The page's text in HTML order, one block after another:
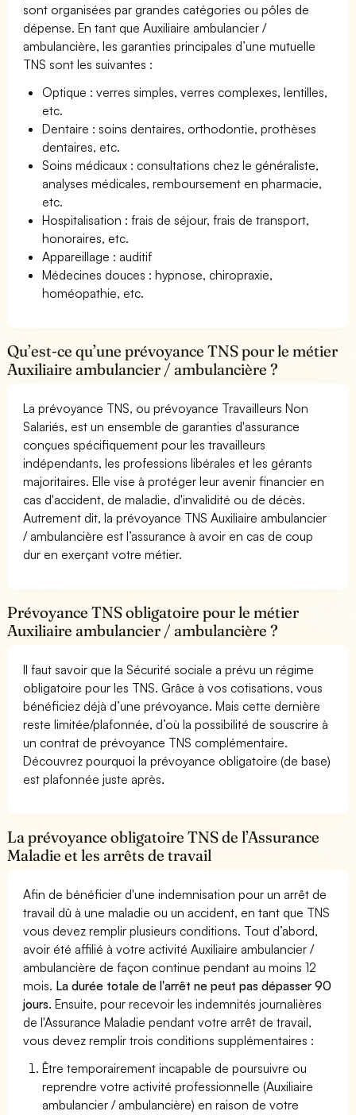
sont organisées par grandes catégories ou pôles de
dépense. En tant que Auxiliaire ambulancier /
ambulancière, les garanties principales d’une mutuelle
TNS sont les suivantes :
Optique : verres simples, verres complexes, lentilles,
etc.
Dentaire : soins dentaires, orthodontie, prothèses
dentaires, etc.
Soins médicaux : consultations chez le généraliste,
analyses médicales, remboursement en pharmacie,
etc.
Hospitalisation : frais de séjour, frais de transport,
honoraires, etc.
Appareillage : auditif
Médecines douces : hypnose, chiropraxie,
homéopathie, etc.
Qu’est-ce qu’une prévoyance TNS pour le métier
Auxiliaire ambulancier / ambulancière ?
La prévoyance TNS, ou prévoyance Travailleurs Non
Salariés, est un ensemble de garanties d'assurance
conçues spécifiquement pour les travailleurs
indépendants, les professions libérales et les gérants
majoritaires. Elle vise à protéger leur avenir financier en
cas d'accident, de maladie, d'invalidité ou de décès.
Autrement dit, la prévoyance TNS Auxiliaire ambulancier
/ ambulancière est l’assurance à avoir en cas de coup
dur en exerçant votre métier.
Prévoyance TNS obligatoire pour le métier
Auxiliaire ambulancier / ambulancière ?
Il faut savoir que la Sécurité sociale a prévu un régime
obligatoire pour les TNS. Grâce à vos cotisations, vous
bénéficiez déjà d’une prévoyance. Mais cette dernière
reste limitée/plafonnée, d’où la possibilité de souscrire à
un contrat de prévoyance TNS complémentaire.
Découvrez pourquoi la prévoyance obligatoire (de base)
est plafonnée juste après.
La prévoyance obligatoire TNS de l’Assurance
Maladie et les arrêts de travail
Afin de bénéficier d'une indemnisation pour un arrêt de
travail dû à une maladie ou un accident, en tant que TNS
vous devez remplir plusieurs conditions. Tout d’abord,
avoir été affilié à votre activité Auxiliaire ambulancier /
ambulancière de façon continue pendant au moins 12
mois. La durée totale de l'arrêt ne peut pas dépasser 90
jours. Ensuite, pour recevoir les indemnités journalières
de l'Assurance Maladie pendant votre arrêt de travail,
vous devez remplir trois conditions supplémentaires :
Être temporairement incapable de poursuivre ou
reprendre votre activité professionnelle (Auxiliaire
ambulancier / ambulancière) en raison de votre